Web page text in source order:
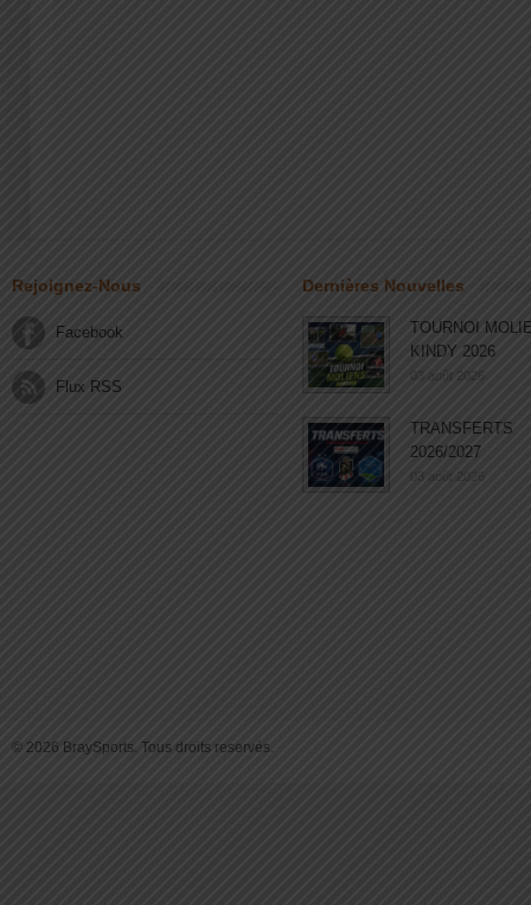
Rejoignez-Nous
Facebook
Flux RSS
Dernières Nouvelles
TOURNOI
KINDY 2026
03 août 2026
TRANSFERTS
2026/2027
03 août 2026
© 2026 BraySports. Tous droits reservés.